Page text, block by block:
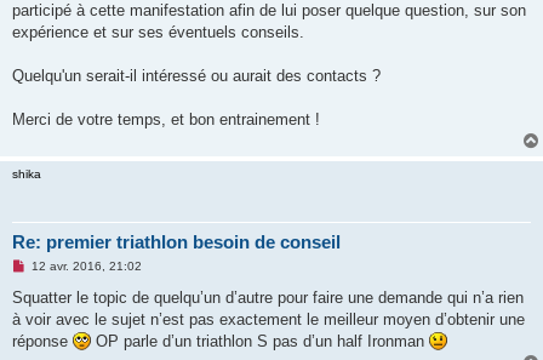
l
u
participé à cette manifestation afin de lui poser quelque question, sur son
expérience et sur ses éventuels conseils.
Quelqu'un serait-il intéressé ou aurait des contacts ?
Merci de votre temps, et bon entrainement !
shika
Re: premier triathlon besoin de conseil
M
s
s
a
g
e
12 avr. 2016, 21:02
Squatter le topic de quelqu’un d’autre pour faire une demande qui n’a rien
à voir avec le sujet n’est pas exactement le meilleur moyen d’obtenir une
réponse
OP parle d’un triathlon S pas d’un half Ironman